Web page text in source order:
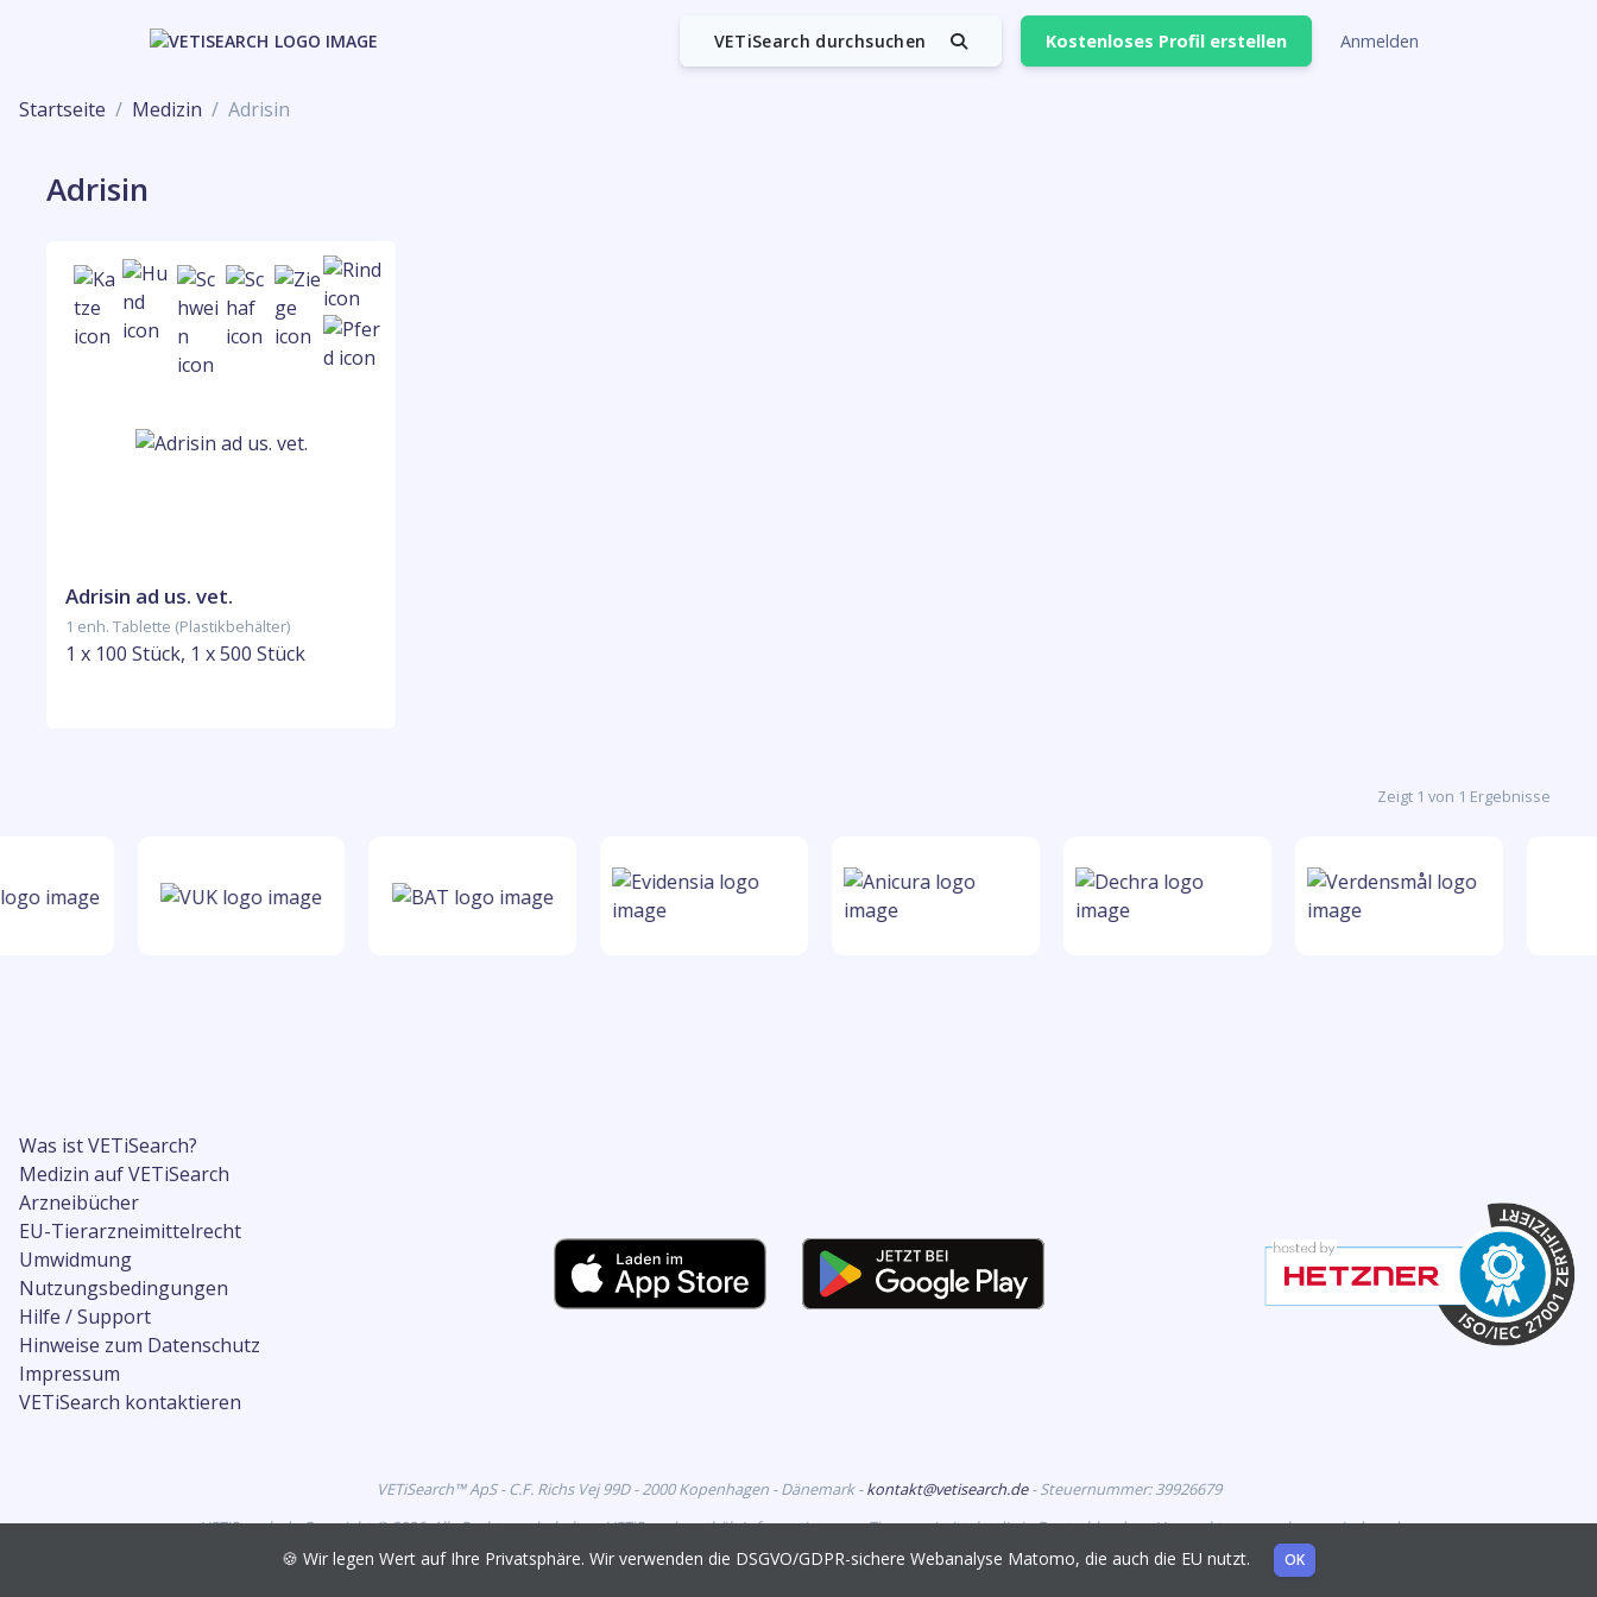
VETiSearch durchsuchen Kostenloses Profil erstellen Anmelden
Startseite Medizin Adrisin
Adrisin
Adrisin ad us. vet.
1 enh. Tablette (Plastikbehälter)
1 x 100 Stück, 1 x 500 Stück
Zeigt 1 von 1 Ergebnisse
Was ist VETiSearch?
Medizin auf VETiSearch
Arzneibücher
EU-Tierarzneimittelrecht
Umwidmung
Nutzungsbedingungen
Hilfe / Support
Hinweise zum Datenschutz
Impressum
VETiSearch kontaktieren
VETiSearch™ ApS - C.F. Richs Vej 99D - 2000 Kopenhagen - Dänemark -kontakt@vetisearch.de- Steuernummer: 39926679
VETiSearch.de Copyright © 2026. Alle Rechte vorbehalten. VETiSearch enthält Informationen zu Tierarzneimitteln, die in Deutschland zur Vermarktung zugelassen sind, und
richtet sich an tiermedizinische Fachkreise.
🍪 Wir legen Wert auf Ihre Privatsphäre. Wir verwenden die DSGVO/GDPR-sichere Webanalyse Matomo, die auch die EU nutzt. OK